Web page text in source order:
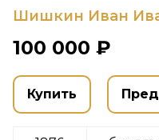
Шишкин Иван
100 000 ₽
Купить